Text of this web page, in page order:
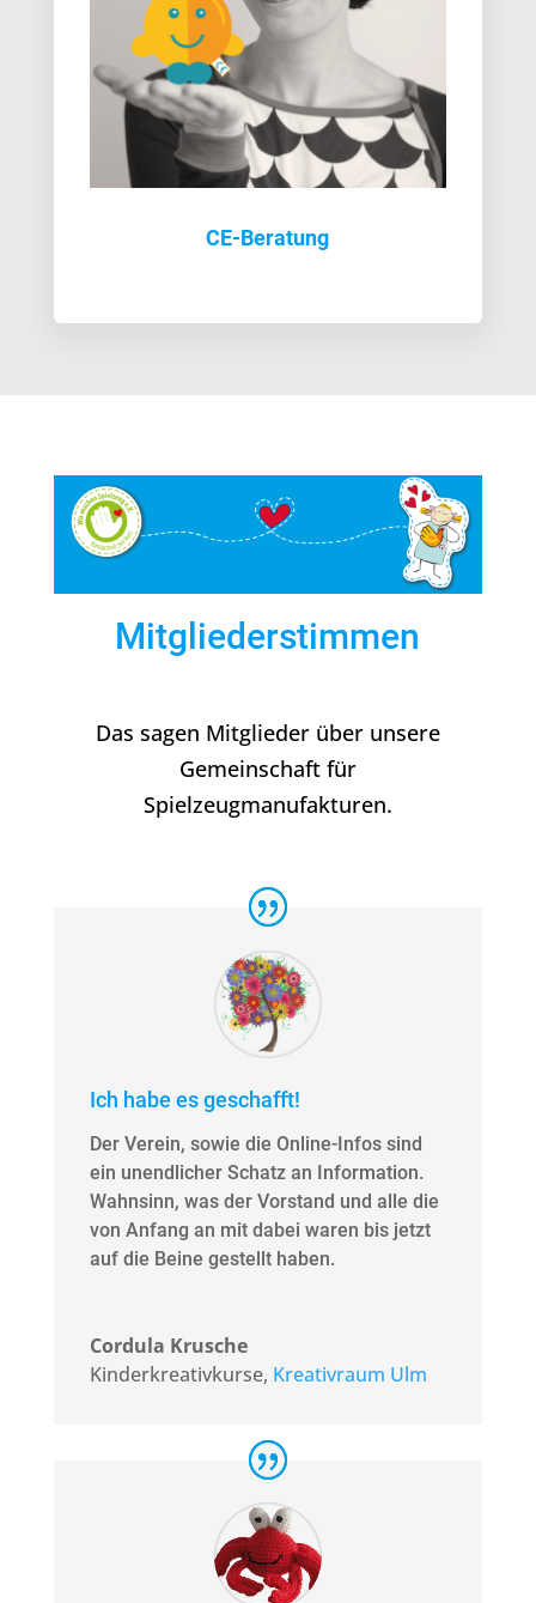
CE-Beratung
Mitgliederstimmen
Das sagen Mitglieder über unsere
Gemeinschaft für
Spielzeugmanufakturen.
Ich habe es geschafft!
Der Verein, sowie die Online-Infos sind
ein unendlicher Schatz an Information.
Wahnsinn, was der Vorstand und alle die
von Anfang an mit dabei waren bis jetzt
auf die Beine gestellt haben.
Cordula Krusche
Kinderkreativkurse, Kreativraum Ulm